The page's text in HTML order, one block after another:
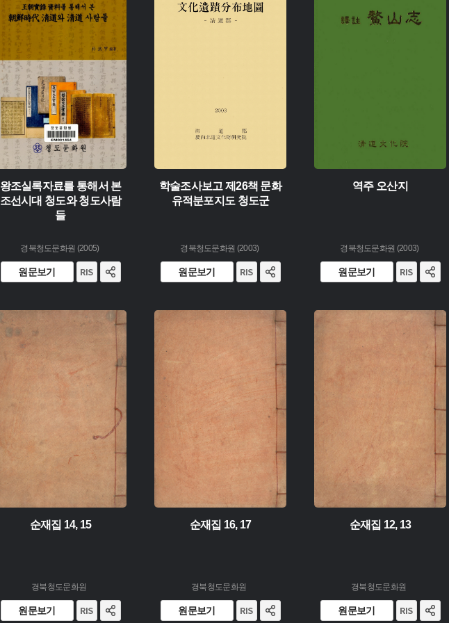
유형 :
왕조실록자료를 통해서 본
조선시대 청도와 청도사람
들
경북청도문화원 (2005)
원문보기
학술조사보고 제26책 문화
유적분포지도 청도군
경북청도문화원 (2003)
원문보기
유형 :
역주 오산지
경북청도문화원 (2003)
원문보기
유형 :
순재집 14, 15
경북청도문화원
원문보기
유형 :
순재집 16, 17
경북청도문화원
원문보기
순재집 12, 13
경북청도문화원
원문보기